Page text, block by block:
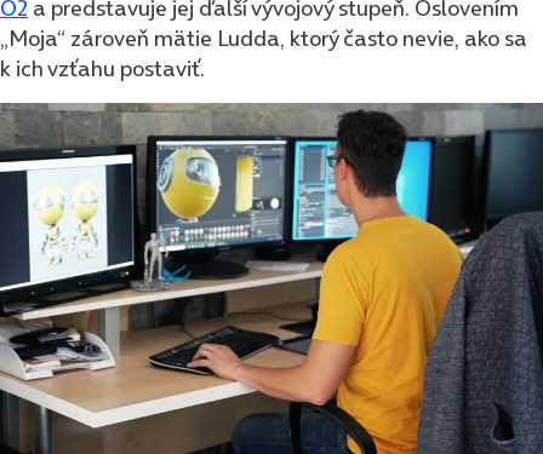
O2 a predstavuje jej ďalší vývojový stupeň. Oslovením
„Moja“ zároveň mätie Ludda, ktorý často nevie, ako sa
k ich vzťahu postaviť.